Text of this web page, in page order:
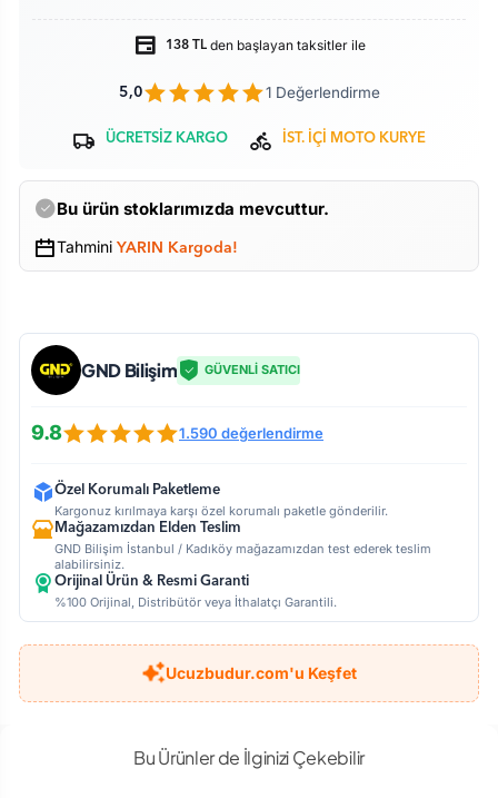
138 TLden başlayan taksitler ile
5,0 1 Değerlendirme
ÜCRETSİZ KARGO İST. İÇİ MOTO KURYE
Bu ürün stoklarımızda mevcuttur.
Tahmini YARIN Kargoda!
GND Bilişim GÜVENLİ SATICI
9.8 1.590 değerlendirme
Özel Korumalı Paketleme
Kargonuz kırılmaya karşı özel korumalı paketle gönderilir.
Mağazamızdan Elden Teslim
GND Bilişim İstanbul / Kadıköy mağazamızdan test ederek teslim
alabilirsiniz.
Orijinal Ürün & Resmi Garanti
%100 Orijinal, Distribütör veya İthalatçı Garantili.
Ucuzbudur.com'u Keşfet
Bu Ürünler de İlginizi Çekebilir